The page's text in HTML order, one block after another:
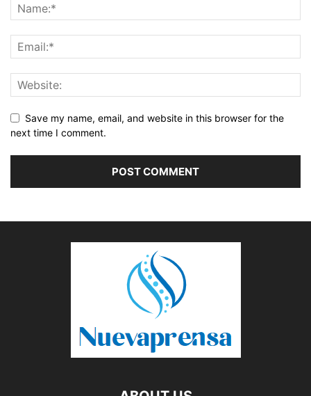
Save my name, email, and website in this browser for the
next time I comment.